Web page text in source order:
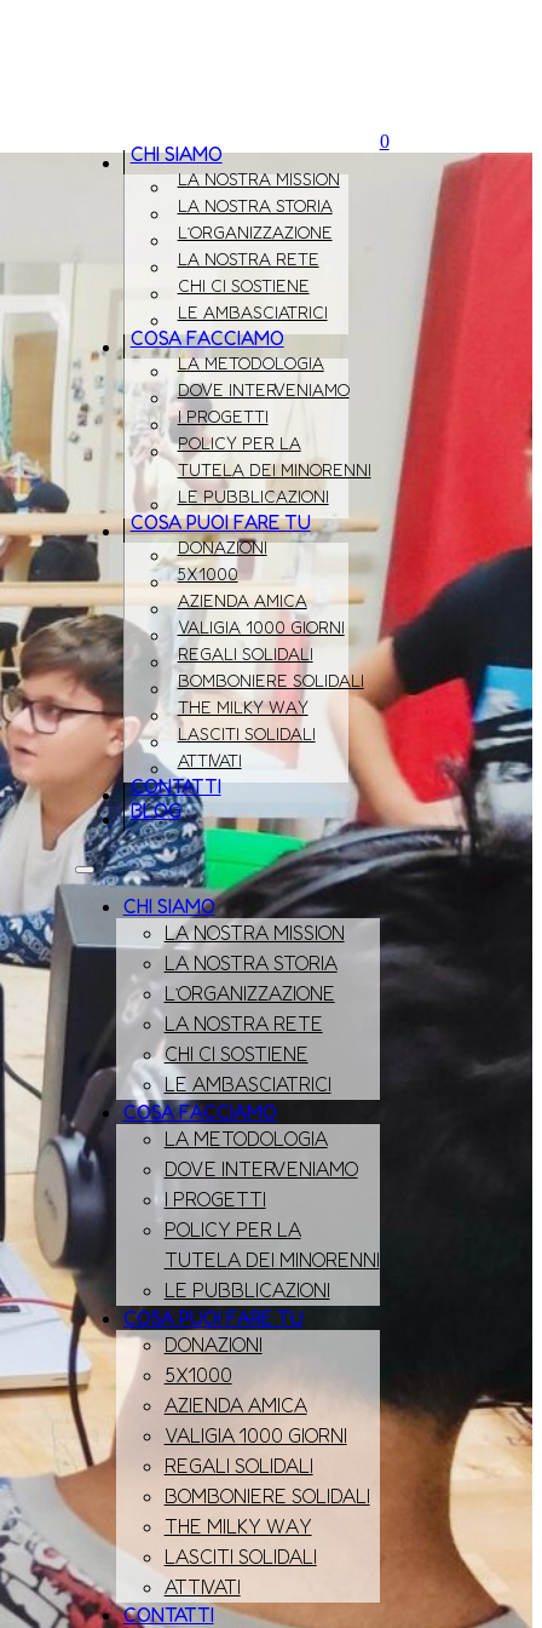
CHI SIAMO
LA NOSTRA MISSION
LA NOSTRA STORIA
L’ORGANIZZAZIONE
LA NOSTRA RETE
CHI CI SOSTIENE
LE AMBASCIATRICI
COSA FACCIAMO
LA METODOLOGIA
DOVE INTERVENIAMO
I PROGETTI
POLICY PER LA
TUTELA DEI MINORENNI
LE PUBBLICAZIONI
COSA PUOI FARE TU
DONAZIONI
5X1000
AZIENDA AMICA
VALIGIA 1000 GIORNI
REGALI SOLIDALI
BOMBONIERE SOLIDALI
THE MILKY WAY
LASCITI SOLIDALI
ATTIVATI
CONTATTI
BLOG
CHI SIAMO
LA NOSTRA MISSION
LA NOSTRA STORIA
L’ORGANIZZAZIONE
LA NOSTRA RETE
CHI CI SOSTIENE
LE AMBASCIATRICI
COSA FACCIAMO
LA METODOLOGIA
DOVE INTERVENIAMO
I PROGETTI
POLICY PER LA
TUTELA DEI MINORENNI
LE PUBBLICAZIONI
COSA PUOI FARE TU
DONAZIONI
5X1000
AZIENDA AMICA
VALIGIA 1000 GIORNI
REGALI SOLIDALI
BOMBONIERE SOLIDALI
THE MILKY WAY
LASCITI SOLIDALI
ATTIVATI
CONTATTI
0